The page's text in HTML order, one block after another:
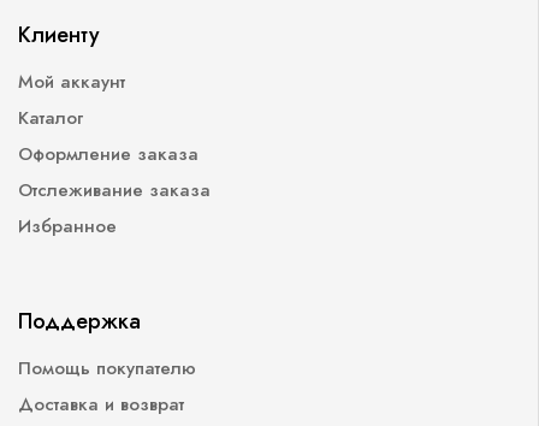
Клиенту
Мой аккаунт
Каталог
Оформление заказа
Отслеживание заказа
Избранное
Поддержка
Помощь покупателю
Доставка и возврат